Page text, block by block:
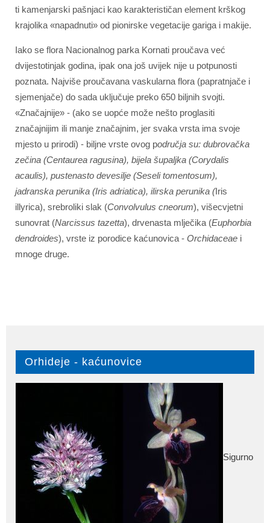
ti kamenjarski pašnjaci kao karakterističan element krškog
krajolika «napadnuti» od pionirske vegetacije gariga i makije.
Iako se flora Nacionalnog parka Kornati proučava već
dvijestotinjak godina, ipak ona još uvijek nije u potpunosti
poznata. Najviše proučavana vaskularna flora (papratnjače i
sjemenjače) do sada uključuje preko 650 biljnih svojti.
«Značajnije» - (ako se uopće može nešto proglasiti
značajnijim ili manje značajnim, jer svaka vrsta ima svoje
mjesto u prirodi) - biljne vrste ovog područja su: dubrovačka
zečina (Centaurea ragusina), bijela šupaljka (Corydalis
acaulis), pustenasto devesilje (Seseli tomentosum),
jadranska perunika (Iris adriatica), ilirska perunika (Iris
illyrica), srebroliki slak (Convolvulus cneorum), višecvjetni
sunovrat (Narcissus tazetta), drvenasta mlječika (Euphorbia
dendroides), vrste iz porodice kaćunovica - Orchidaceae i
mnoge druge.
Orhideje - kaćunovice
Sigurno